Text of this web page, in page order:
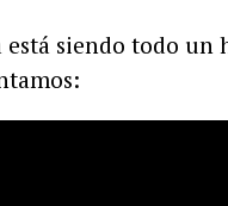
siendo todo un